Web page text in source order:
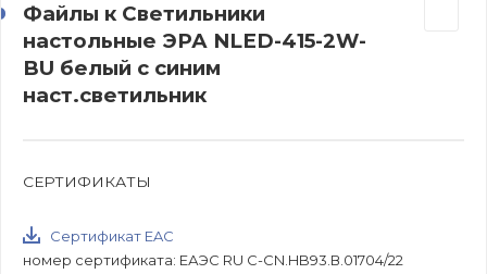
Файлы к Светильники
настольные ЭРА NLED-415-2W-
BU белый с синим
наст.светильник
СЕРТИФИКАТЫ
Сертификат EAC
номер сертификата: ЕАЭС RU С-CN.HB93.В.01704/22